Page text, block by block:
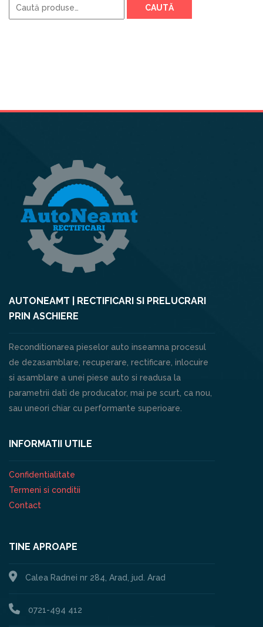
după:
CAUTĂ
AUTONEAMT | RECTIFICARI SI PRELUCRARI
PRIN ASCHIERE
Reconditionarea pieselor auto inseamna procesul
de dezasamblare, recuperare, rectificare, inlocuire
si asamblare a unei piese auto si readusa la
parametrii dati de producator, mai pe scurt, ca nou,
sau uneori chiar cu performante superioare.
INFORMATII UTILE
Confidentialitate
Termeni si conditii
Contact
TINE APROAPE
Calea Radnei nr 284, Arad, jud. Arad
0721-494 412